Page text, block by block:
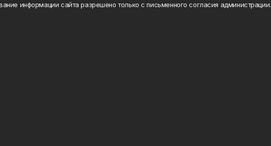
информации сайта разрешено только с письменного согласия администрации.